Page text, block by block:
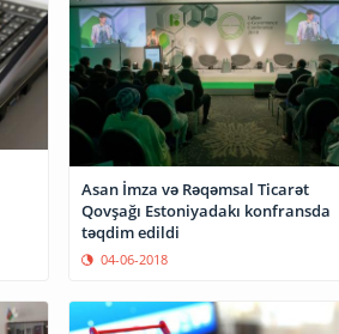
Asan İmza və Rəqəmsal Ticarət
Qovşağı Estoniyadakı konfransda
təqdim edildi
04-06-2018